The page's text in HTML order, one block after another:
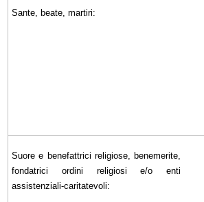
Sante, beate, martiri:
Suore e benefattrici religiose, benemerite,
fondatrici ordini religiosi e/o enti
assistenziali-caritatevoli: